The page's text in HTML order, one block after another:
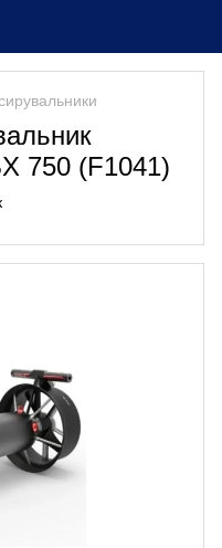
750 (F1041)